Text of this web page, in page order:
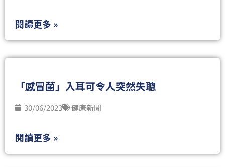
閱讀更多 »
「感冒菌」入耳可令人突然失聰
30/06/2023 健康新聞
閱讀更多 »